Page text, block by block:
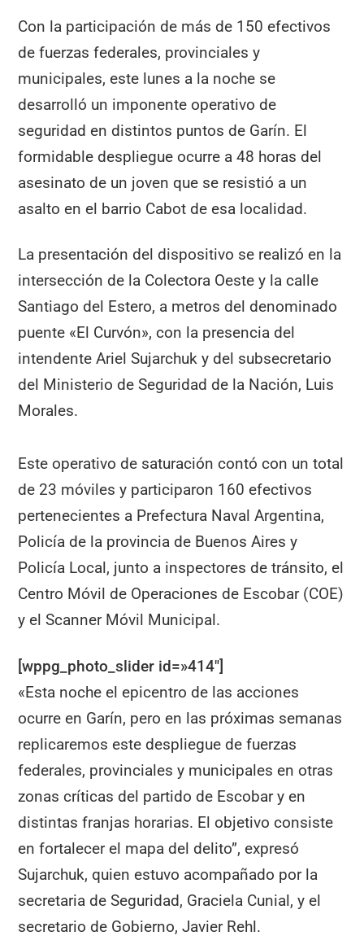
Con la participación de más de 150 efectivos
de fuerzas federales, provinciales y
municipales, este lunes a la noche se
desarrolló un imponente operativo de
seguridad en distintos puntos de Garín. El
formidable despliegue ocurre a 48 horas del
asesinato de un joven que se resistió a un
asalto en el barrio Cabot de esa localidad.
La presentación del dispositivo se realizó en la
intersección de la Colectora Oeste y la calle
Santiago del Estero, a metros del denominado
puente «El Curvón», con la presencia del
intendente Ariel Sujarchuk y del subsecretario
del Ministerio de Seguridad de la Nación, Luis
Morales.
Este operativo de saturación contó con un total
de 23 móviles y participaron 160 efectivos
pertenecientes a Prefectura Naval Argentina,
Policía de la provincia de Buenos Aires y
Policía Local, junto a inspectores de tránsito, el
Centro Móvil de Operaciones de Escobar (COE)
y el Scanner Móvil Municipal.
[wppg_photo_slider id=»414″]
«Esta noche el epicentro de las acciones
ocurre en Garín, pero en las próximas semanas
replicaremos este despliegue de fuerzas
federales, provinciales y municipales en otras
zonas críticas del partido de Escobar y en
distintas franjas horarias. El objetivo consiste
en fortalecer el mapa del delito”, expresó
Sujarchuk, quien estuvo acompañado por la
secretaria de Seguridad, Graciela Cunial, y el
secretario de Gobierno, Javier Rehl.